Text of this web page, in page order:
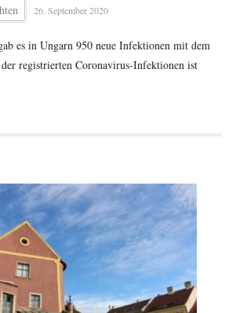
26. September 2020
es in Ungarn 950 neue Infektionen mit dem
registrierten Coronavirus-Infektionen ist